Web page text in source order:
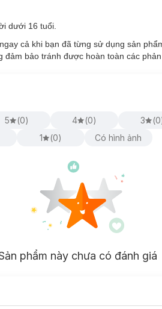
sắc.
ẩm ướt.
dưới 16 tuổi.
cả khi bạn đã từng sử dụng sản
bảo tránh được hoàn toàn các
5 (0) 4 (0) 3 (0
1 (0) Có hình ảnh
phẩm này chưa có đánh giá